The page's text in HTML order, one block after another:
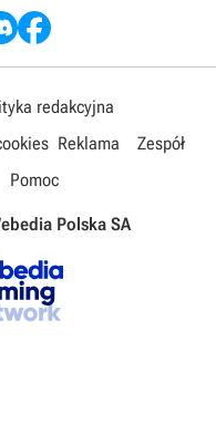
redakcyjna
Reklama
Zespół
Pomoc
Polska SA